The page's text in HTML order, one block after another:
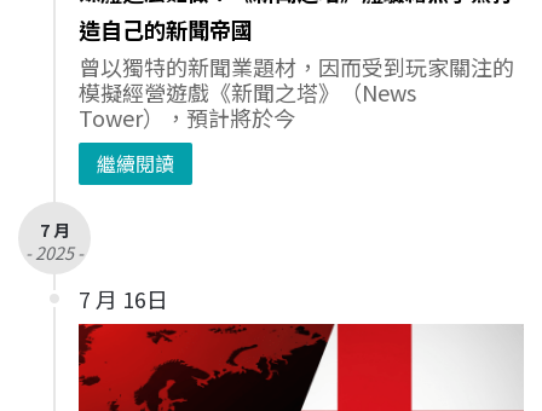
造自己的新聞帝國
曾以獨特的新聞業題材，因而受到玩家關注的
模擬經營遊戲《新聞之塔》（News
Tower），預計將於今
繼續閱讀
7 月
- 2025 -
7 月 16日